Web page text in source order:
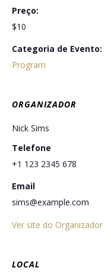
Preço:
$10
Categoria de Evento:
Program
ORGANIZADOR
Nick Sims
Telefone
+1 123 2345 678
Email
sims@example.com
Ver site do Organizador
LOCAL